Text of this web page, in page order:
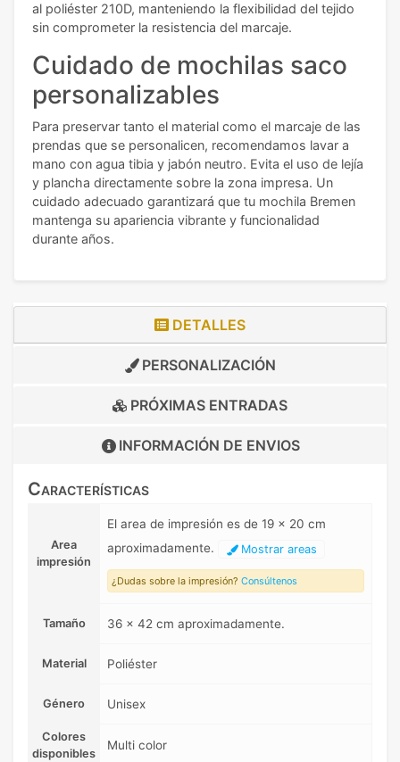
al poliéster 210D, manteniendo la flexibilidad del tejido
sin comprometer la resistencia del marcaje.
Cuidado de mochilas saco
personalizables
Para preservar tanto el material como el marcaje de las
prendas que se personalicen, recomendamos lavar a
mano con agua tibia y jabón neutro. Evita el uso de lejía
y plancha directamente sobre la zona impresa. Un
cuidado adecuado garantizará que tu mochila Bremen
mantenga su apariencia vibrante y funcionalidad
durante años.
DETALLES
PERSONALIZACIÓN
PRÓXIMAS ENTRADAS
INFORMACIÓN DE ENVIOS
Características
Area
impresión
El area de impresión es de 19 x 20 cm
aproximadamente.
Mostrar areas
¿Dudas sobre la impresión? Consúltenos
Tamaño 36 x 42 cm aproximadamente.
Material Poliéster
Género Unisex
Colores
disponibles
Multi color